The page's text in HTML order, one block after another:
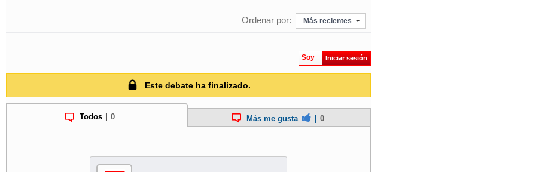
Ordenar por: Más recientes
Soy Iniciar sesión
Este debate ha finalizado.
Todos 0 Más me gusta 0